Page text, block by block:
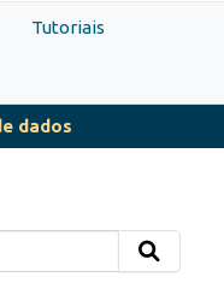
Tutoriais
dados